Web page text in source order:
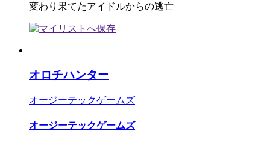
変わり果てたアイドルからの逃亡
オロチハンター
オージーテックゲームズ
オージーテックゲームズ